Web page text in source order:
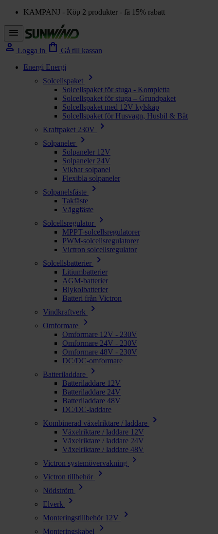
KAMPANJ - Köp 2 produkter - få 15% rabatt
menu
person Logga in shopping_bag Gå till kassan
Energi Energi
Solcellspaket
chevron_right
Solcellspaket för stuga - Kompletta
Solcellspaket för stuga – Grundpaket
Solcellspaket med 12V kylskåp
Solcellspaket för Husvagn, Husbil & Båt
Kraftpaket 230V
chevron_right
Solpaneler chevron_right
Solpaneler 12V
Solpaneler 24V
Vikbar solpanel
Flexibla solpaneler
Solpanelsfäste
chevron_right
Takfäste
Väggfäste
Solcellsregulator
chevron_right
MPPT-solcellsregulatorer
PWM-solcellsregulatorer
Victron solcellsregulator
Solcellsbatterier
chevron_right
Litiumbatterier
AGM-batterier
Blykolbatterier
Batteri från Victron
Vindkraftverk
chevron_right
Omformare chevron_right
Omformare 12V - 230V
Omformare 24V - 230V
Omformare 48V - 230V
DC/DC-omformare
Batteriladdare
chevron_right
Batteriladdare 12V
Batteriladdare 24V
Batteriladdare 48V
DC/DC-laddare
Kombinerad växelriktare / laddare
chevron_right
Växelriktare / laddare 12V
Växelriktare / laddare 24V
Växelriktare / laddare 48V
Victron systemövervakning
chevron_right
Victron tillbehör chevron_right
Nödström chevron_right
Elverk chevron_right
Monteringstillbehör 12V chevron_right
Monteringskabel chevron_right